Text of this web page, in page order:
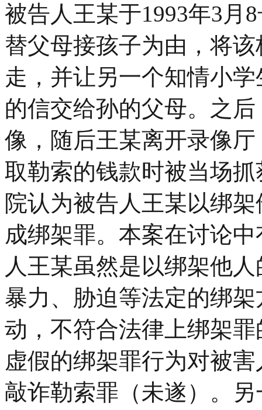
被告人王某于1993年3月
替父母接孩子为由，将
走，并让另一个知情小
的信交给孙的父母。之
像，随后王某离开录像
取勒索的钱款时被当场
院认为被告人王某以绑
成绑架罪。本案在讨论
人王某虽然是以绑架他
暴力、胁迫等法定的绑
动，不符合法律上绑架
虚假的绑架罪行为对被
敲诈勒索罪（未遂）。